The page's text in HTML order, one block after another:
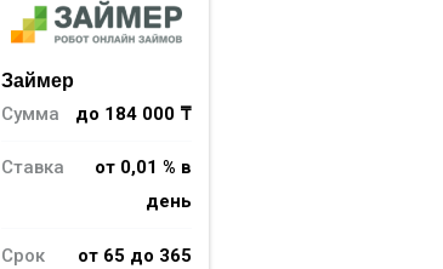
Займер
Сумма
до 184 000 ₸
Ставка
от 0,01 % в
день
Срок
от 65 до 365